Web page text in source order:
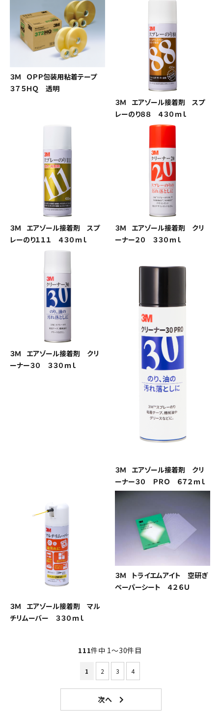
３Ｍ ＯＰＰ包装用粘着テープ
３７５ＨＱ 透明
３Ｍ エアゾール接着剤 スプ
レーのり８８ ４３０ｍｌ
３Ｍ エアゾール接着剤 スプ
レーのり１１１ ４３０ｍｌ
３Ｍ エアゾール接着剤 クリ
ーナー２０ ３３０ｍｌ
３Ｍ エアゾール接着剤 クリ
ーナー３０ ３３０ｍｌ
３Ｍ エアゾール接着剤 クリ
ーナー３０ ＰＲＯ ６７２ｍｌ
３Ｍ エアゾール接着剤 マル
チリムーバー ３３０ｍｌ
３Ｍ トライエムアイト 空研ぎ
ペーパーシート ４２６Ｕ
111件中 1〜30件目
1 2 3 4